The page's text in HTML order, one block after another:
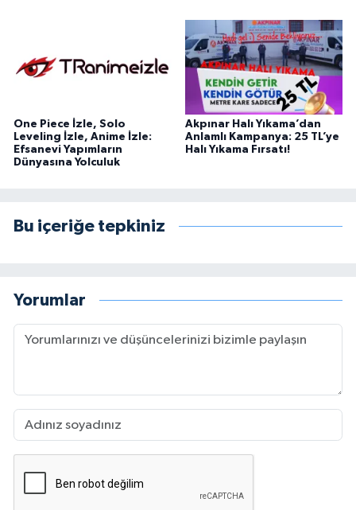
One Piece İzle, Solo
Leveling İzle, Anime İzle:
Efsanevi Yapımların
Dünyasına Yolculuk
Akpınar Halı Yıkama’dan
Anlamlı Kampanya: 25 TL’ye
Halı Yıkama Fırsatı!
Bu içeriğe tepkiniz
Yorumlar